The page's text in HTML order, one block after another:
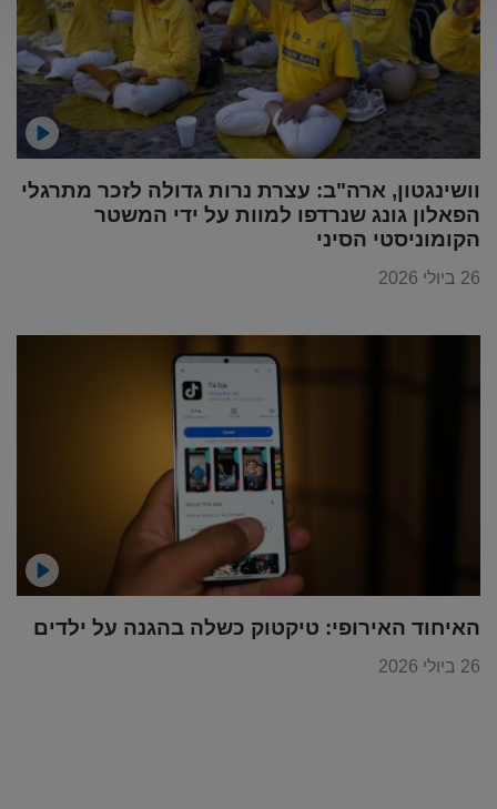
וושינגטון, ארה"ב: עצרת נרות גדולה לזכר מתרגלי
הפאלון גונג שנרדפו למוות על ידי המשטר
הקומוניסטי הסיני
26 ביולי 2026
האיחוד האירופי: טיקטוק כשלה בהגנה על ילדים
26 ביולי 2026